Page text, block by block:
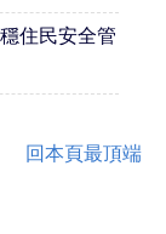
住民安全管
回本頁最頂端